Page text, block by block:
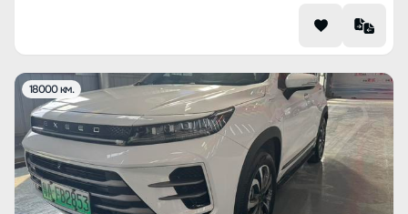
18000 км.